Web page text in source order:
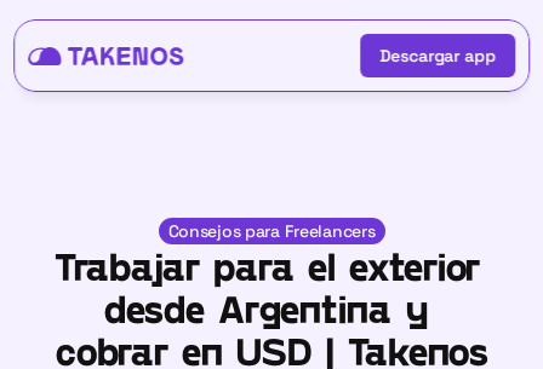
Descargar app
Descargar app
Consejos para Freelancers
Trabajar para el exterior
desde Argentina y
cobrar en USD | Takenos